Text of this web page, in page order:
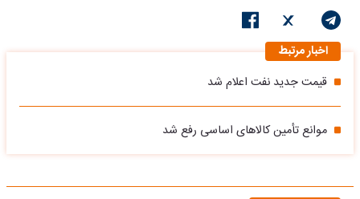
اخبار مرتبط
قیمت جدید نفت اعلام شد
موانع تأمین کالاهای اساسی رفع شد